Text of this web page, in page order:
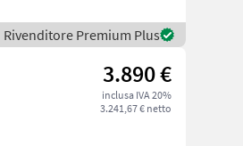
Rivenditore Premium Plus
3.890 €
inclusa IVA 20%
3.241,67 € netto